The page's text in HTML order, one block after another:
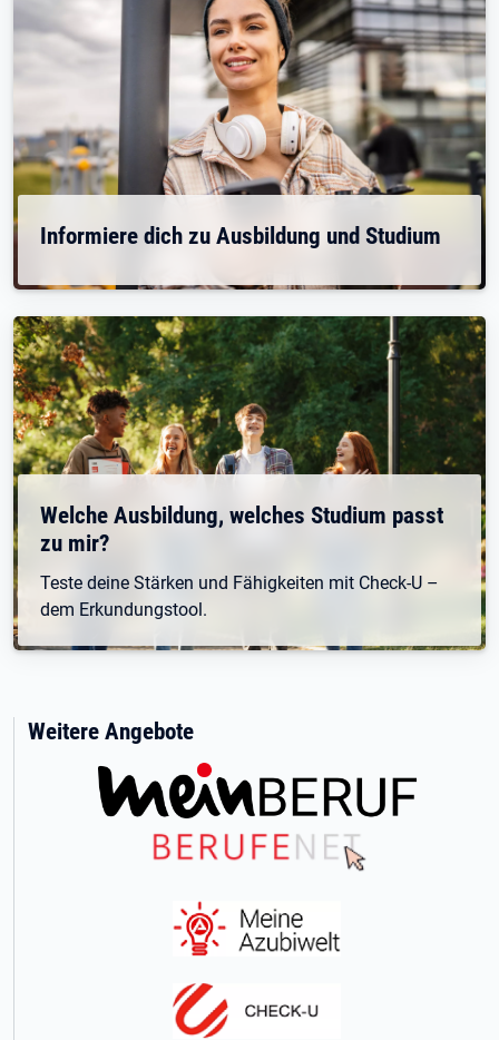
Informiere dich zu Ausbildung und Studium
Welche Ausbildung, welches Studium passt
zu mir?
Teste deine Stärken und Fähigkeiten mit Check-U –
dem Erkundungstool.
Weitere Angebote